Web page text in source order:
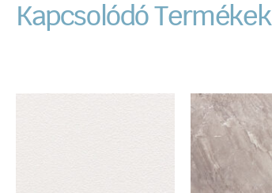
Kapcsolódó Termékek